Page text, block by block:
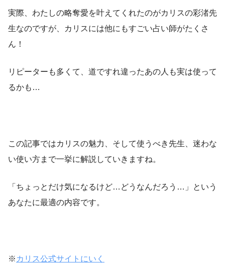
実際、わたしの略奪愛を叶えてくれたのがカリスの彩渚先
生なのですが、カリスには他にもすごい占い師がたくさ
ん！
リピーターも多くて、道ですれ違ったあの人も実は使って
るかも…
この記事ではカリスの魅力、そして使うべき先生、迷わな
い使い方まで一挙に解説していきますね。
「ちょっとだけ気になるけど…どうなんだろう…」という
あなたに最適の内容です。
※ カリス公式サイトにいく